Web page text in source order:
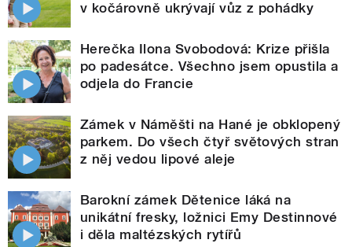
v kočárovně ukrývají vůz z pohádky
Herečka Ilona Svobodová: Krize přišla
po padesátce. Všechno jsem opustila a
odjela do Francie
Zámek v Náměšti na Hané je obklopený
parkem. Do všech čtyř světových stran
z něj vedou lipové aleje
Barokní zámek Dětenice láká na
unikátní fresky, ložnici Emy Destinnové
i děla maltézských rytířů